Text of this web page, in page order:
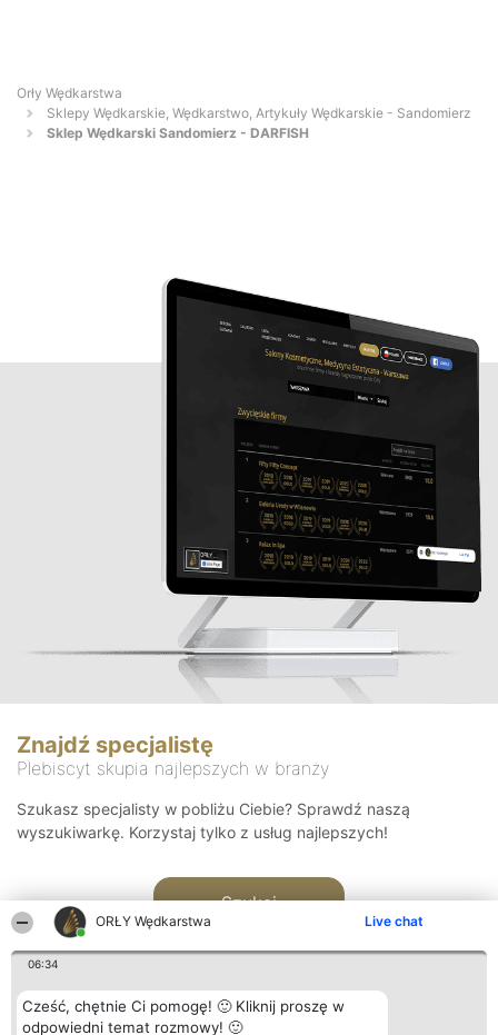
ORŁY Wędkarstwa Live chat
06:34
Cześć, chętnie Ci pomogę! 🙂 Kliknij proszę w
odpowiedni temat rozmowy! 🙂
Orły Wędkarstwa
Sklepy Wędkarskie, Wędkarstwo, Artykuły Wędkarskie - Sandomierz
Sklep Wędkarski Sandomierz - DARFISH
Znajdź specjalistę
Plebiscyt skupia najlepszych w branży
Szukasz specjalisty w pobliżu Ciebie? Sprawdź naszą
wyszukiwarkę. Korzystaj tylko z usług najlepszych!
Szukaj